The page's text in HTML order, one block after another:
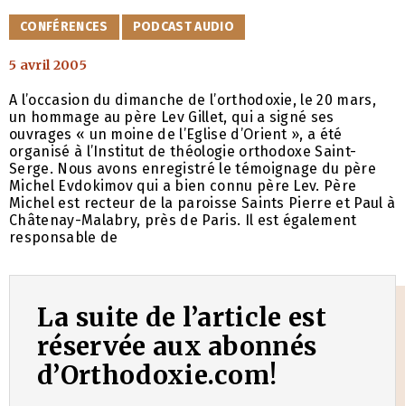
CATÉGORIES
CONFÉRENCES PODCAST AUDIO
5 avril 2005
A l’occasion du dimanche de l’orthodoxie, le 20 mars,
un hommage au père Lev Gillet, qui a signé ses
ouvrages « un moine de l’Eglise d’Orient », a été
organisé à l’Institut de théologie orthodoxe Saint-
Serge. Nous avons enregistré le témoignage du père
Michel Evdokimov qui a bien connu père Lev. Père
Michel est recteur de la paroisse Saints Pierre et Paul à
Châtenay-Malabry, près de Paris. Il est également
responsable de
La suite de l’article est
réservée aux abonnés
d’Orthodoxie.com!